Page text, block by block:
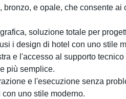
e opale, che consente
soluzione totale per
i design di hotel con uno stile
e l'accesso al supporto
più semplice.
e l'esecuzione senza
uno stile moderno.